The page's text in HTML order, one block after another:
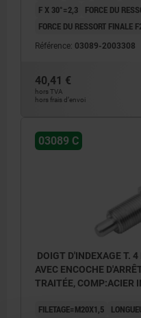
F X 30°=2,3
FORCE DU
FORCE DU RESSORT FINALE
Référence: 03089-2003308
40,41 €
hors TVA
hors frais d’envoi
03089 C
DOIGT D'INDEXAGE T.
AVEC ENCOCHE
TRAITÉE, COMP:ACIER
FILETAGE=M20X1,5